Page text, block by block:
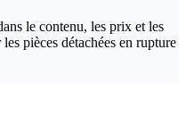
le contenu, les prix et les
pièces détachées en rupture